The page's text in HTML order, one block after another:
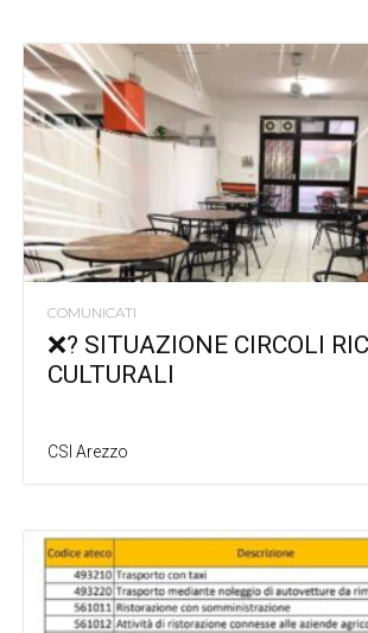
COMUNICATI
❌? SITUAZIONE CIRCOLI
CULTURALI
CSI Arezzo